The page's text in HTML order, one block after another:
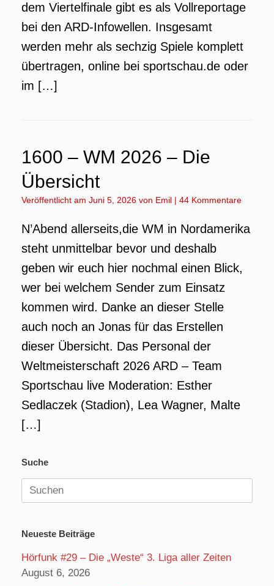
dem Viertelfinale gibt es als Vollreportage
bei den ARD-Infowellen. Insgesamt
werden mehr als sechzig Spiele komplett
übertragen, online bei sportschau.de oder
im […]
1600 – WM 2026 – Die
Übersicht
Veröffentlicht am Juni 5, 2026 von Emil | 44 Kommentare
N’Abend allerseits,die WM in Nordamerika
steht unmittelbar bevor und deshalb
geben wir euch hier nochmal einen Blick,
wer bei welchem Sender zum Einsatz
kommen wird. Danke an dieser Stelle
auch noch an Jonas für das Erstellen
dieser Übersicht. Das Personal der
Weltmeisterschaft 2026 ARD – Team
Sportschau live Moderation: Esther
Sedlaczek (Stadion), Lea Wagner, Malte
[…]
Suche
Suchen
nach:
Neueste Beiträge
Hörfunk #29 – Die „Weste“ 3. Liga aller Zeiten
August 6, 2026